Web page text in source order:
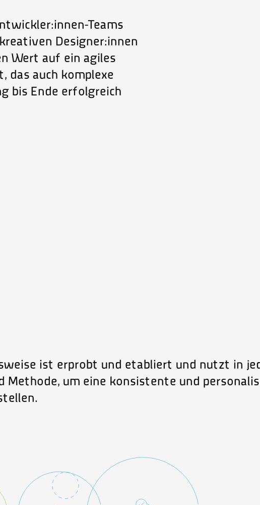
Teams
Designer:innen
Wert auf ein agiles
das auch komplexe
bis Ende erfolgreich
ist erprobt und etabliert und nutzt in
Methode, um eine konsistente und